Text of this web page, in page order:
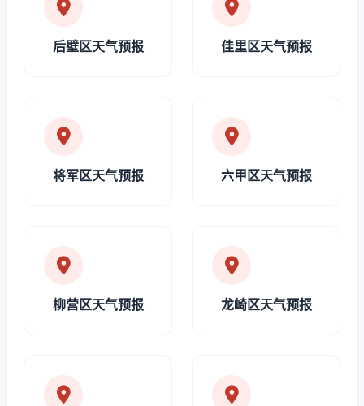
后壁区天气预报 佳里区天气预报
将军区天气预报 六甲区天气预报
柳营区天气预报 龙崎区天气预报